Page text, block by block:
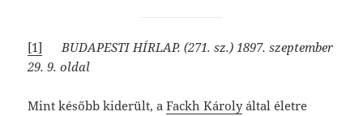
[1]
BUDAPESTI HÍRLAP. (271. sz.) 1897. szeptember
29. 9. oldal
Mint később kiderült, aFackh Károlyáltal életre